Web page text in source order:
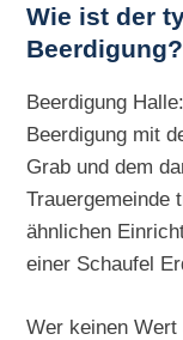
Wie ist der
Beerdigung?
Beerdigung
Beerdigung mit
Grab und dem
Trauergemeinde
ähnlichen
einer Schaufel
Wer keinen